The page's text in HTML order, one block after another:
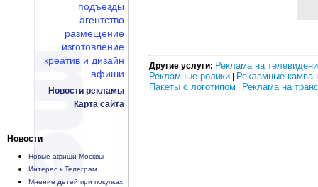
подъезды
агентство
размещение
изготовление
креатив и дизайн
афиши
Новости рекламы
Карта сайта
Новости
Новые афиши Москвы
Интерес к Телеграм
Мнение детей при покупках
Другие услуги: Реклама на
Рекламные ролики
Рекламные
Пакеты с логотипом
Реклама на